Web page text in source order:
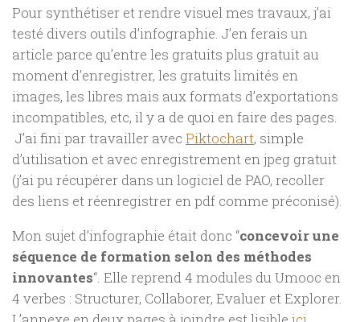
Pour synthétiser et rendre visuel mes travaux, j’ai
testé divers outils d’infographie. J’en ferais un
article parce qu’entre les gratuits plus gratuit au
moment d’enregistrer, les gratuits limités en
images, les libres mais aux formats d’exportations
incompatibles, etc, il y a de quoi en faire des pages.
J’ai fini par travailler avec Piktochart, simple
d’utilisation et avec enregistrement en jpeg gratuit
(j’ai pu récupérer dans un logiciel de PAO, recoller
des liens et réenregistrer en pdf comme préconisé).
Mon sujet d’infographie était donc “concevoir une
séquence de formation selon des méthodes
innovantes“. Elle reprend 4 modules du Umooc en
4 verbes : Structurer, Collaborer, Evaluer et Explorer.